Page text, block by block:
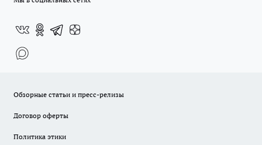
Обзорные статьи и пресс-релизы
Договор оферты
Политика этики